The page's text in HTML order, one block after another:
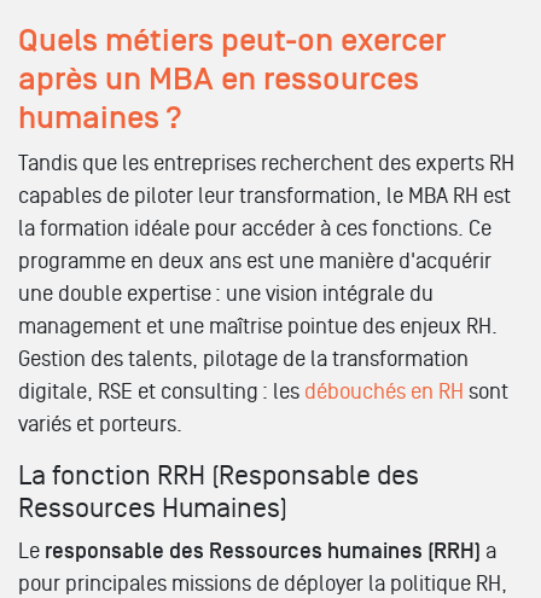
Quels métiers peut-on exercer
après un MBA en ressources
humaines ?
Tandis que les entreprises recherchent des experts RH
capables de piloter leur transformation, le MBA RH est
la formation idéale pour accéder à ces fonctions. Ce
programme en deux ans est une manière d'acquérir
une double expertise : une vision intégrale du
management et une maîtrise pointue des enjeux RH.
Gestion des talents, pilotage de la transformation
digitale, RSE et consulting : les débouchés en RH sont
variés et porteurs.
La fonction RRH (Responsable des
Ressources Humaines)
Le responsable des Ressources humaines (RRH) a
pour principales missions de déployer la politique RH,